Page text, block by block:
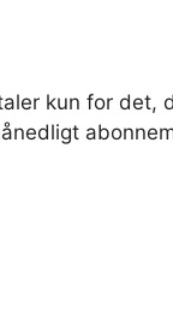
kun for det,